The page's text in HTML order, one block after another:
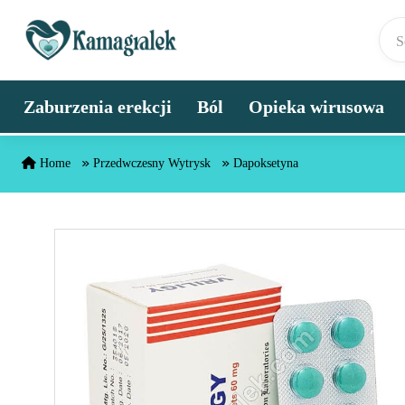
Skip to content
Zaburzenia erekcji Ból Opieka wirusowa
Home Przedwczesny Wytrysk Dapoksetyna